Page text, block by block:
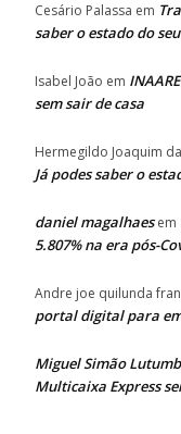
Cesário Palassa em
saber o estado do
Isabel João em
sem sair de casa
Hermegildo Joaquim
Já podes saber o
daniel magalhaesem
5.807% na era pós-
Andre joe quilunda
portal digital para
Miguel Simão
Multicaixa Express